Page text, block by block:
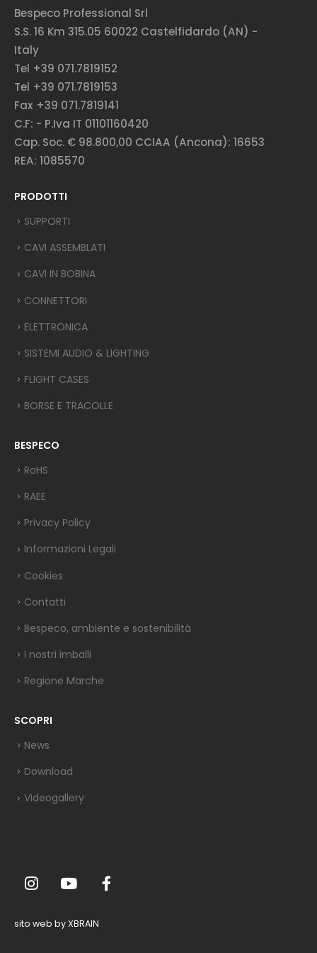
Bespeco Professional Srl
S.S. 16 Km 315.05 60022 Castelfidardo (AN) -
Italy
Tel +39 071.7819152
Tel +39 071.7819153
Fax +39 071.7819141
C.F: - P.Iva IT 01101160420
Cap. Soc. € 98.800,00 CCIAA (Ancona): 16653
REA: 1085570
PRODOTTI
SUPPORTI
CAVI ASSEMBLATI
CAVI IN BOBINA
CONNETTORI
ELETTRONICA
SISTEMI AUDIO & LIGHTING
FLIGHT CASES
BORSE E TRACOLLE
BESPECO
RoHS
RAEE
Privacy Policy
Informazioni Legali
Cookies
Contatti
Bespeco, ambiente e sostenibilità
I nostri imballi
Regione Marche
SCOPRI
News
Download
Videogallery
sito web by XBRAIN